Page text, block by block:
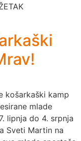
košarkaški kamp
mlade
lipnja do 4. srpnja
Sveti Martin na